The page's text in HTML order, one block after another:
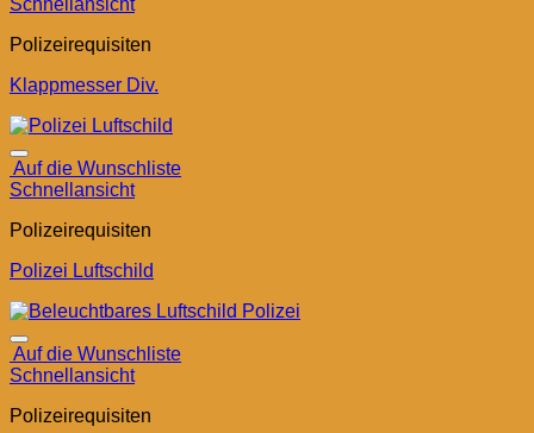
Schnellansicht
Polizeirequisiten
Klappmesser Div.
Auf die Wunschliste
Schnellansicht
Polizeirequisiten
Polizei Luftschild
Auf die Wunschliste
Schnellansicht
Polizeirequisiten